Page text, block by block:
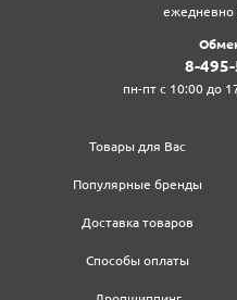
ежедневно
8‍-
пн-пт с 10:00 до
Товары для Вас
Популярные бренды
Доставка товаров
Способы оплаты